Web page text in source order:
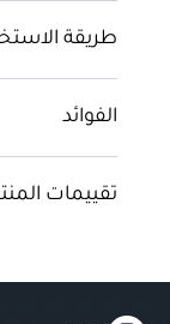
طريقة
الفوائد
تقييمات